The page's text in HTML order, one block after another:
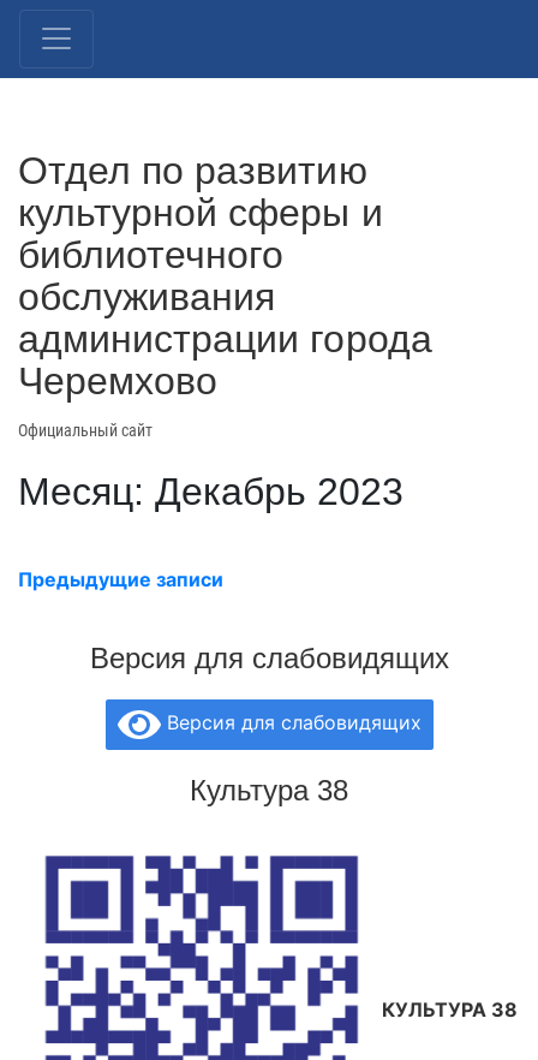
Отдел по развитию
культурной сферы и
библиотечного
обслуживания
администрации города
Черемхово
Официальный сайт
Месяц: Декабрь 2023
Предыдущие записи
Версия для слабовидящих
Версия для слабовидящих
Культура 38
КУЛЬТУРА 38